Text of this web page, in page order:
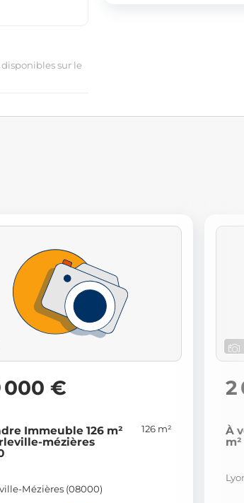
sur le
000 €
Immeuble 126 m²
mézières
126 m²
Mézières (08000)
2
À